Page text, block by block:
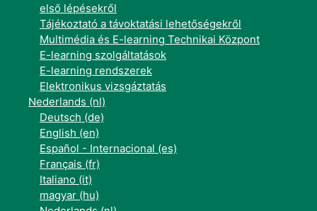
első lépésekről
Tájékoztató a távoktatási lehetőségekről
Multimédia és E-learning Technikai Központ
E-learning szolgáltatások
E-learning rendszerek
Elektronikus vizsgáztatás
Nederlands ‎(nl)‎
Deutsch ‎(de)‎
English ‎(en)‎
Español - Internacional ‎(es)‎
Français ‎(fr)‎
Italiano ‎(it)‎
magyar ‎(hu)‎